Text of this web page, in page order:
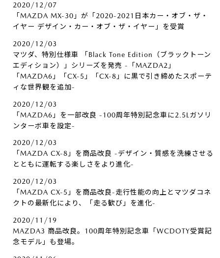
2020/12/07
「MAZDA MX-30」が「2020-2021日本カー・オブ・ザ・
イヤー デザイン・カー・オブ・ザ・イヤー」を受賞
2020/12/03
マツダ、特別仕様車 「Black Tone Edition（ブラックトーン
エディション）」シリーズを発売 -「MAZDA2」
「MAZDA6」「CX-5」「CX-8」に黒で引き締めたスポーテ
ィな世界観を追加-
2020/12/03
「MAZDA6」を一部改良 -100周年特別記念車に2.5Lガソリ
ンターボ車を設定-
2020/12/03
「MAZDA CX-8」を商品改良 -デザイン・質感を洗練させる
とともに運転する楽しさをより進化-
2020/12/03
「MAZDA CX-5」を商品改良-走行性能の向上とマツダコネ
クトの最新化により、「走る歓び」を進化-
2020/11/19
MAZDA3 商品改良。100周年特別記念車「WCDOTY受賞記
念モデル」も登場。